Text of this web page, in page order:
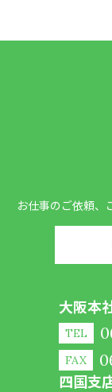
お仕事のご依頼、
大阪本
TEL
FAX
四国支